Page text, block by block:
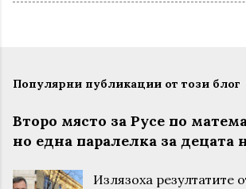
Популярни публикации от този блог
Второ място за Русе по
но една паралелка за децата
Излязоха резултатите